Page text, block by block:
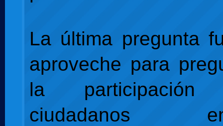
La última pregunta
aproveche para
la